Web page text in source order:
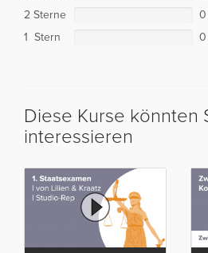
2 Sterne
0
1 Stern
0
Diese Kurse könnten
interessieren